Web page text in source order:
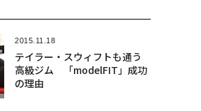
2015.11.18
テイラー・スウィフトも通う
高級ジム 「modelFIT」成功
の理由